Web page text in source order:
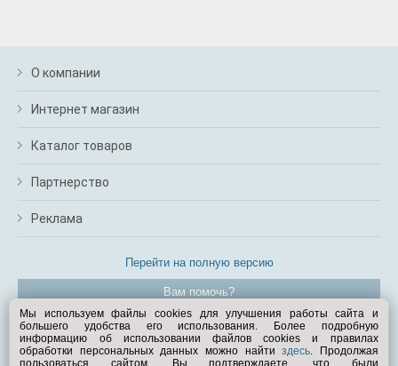
О компании
Интернет магазин
Каталог товаров
Партнерство
Реклама
Перейти на полную версию
Вам помочь?
© Exist.ru 1998—2026
Мы используем файлы cookies для улучшения работы сайта и
большего удобства его использования. Более подробную
информацию об использовании файлов cookies и правилах
обработки персональных данных можно найтиздесь. Продолжая
пользоваться сайтом, Вы подтверждаете, что были